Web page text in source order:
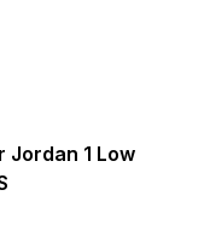
Jordan 1 Low